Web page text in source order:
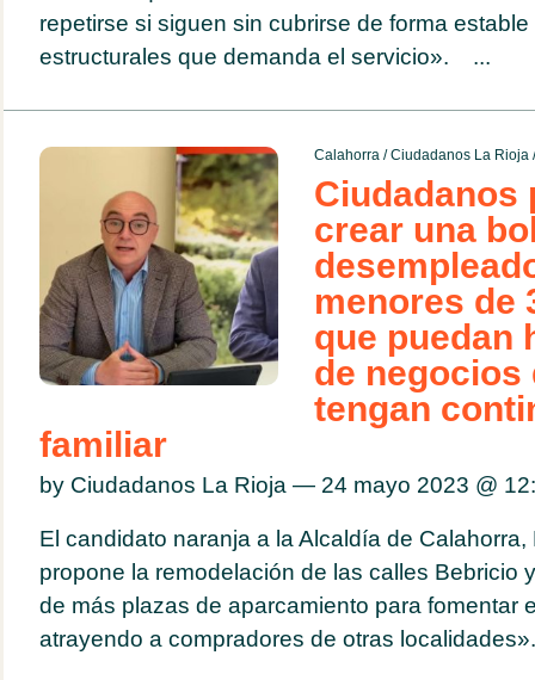
repetirse si siguen sin cubrirse de forma
estructurales que demanda el servicio». ...
Calahorra/Ciudadanos La Rioja
Ciudadanos
crear una
menores de
que puedan
de negocios
tengan
familiar
by Ciudadanos La Rioja — 24 mayo 2023 @
El candidato naranja a la Alcaldía de Calahorra,
propone la remodelación de las calles Bebricio
de más plazas de aparcamiento para fomentar
atrayendo a compradores de otras localidades».